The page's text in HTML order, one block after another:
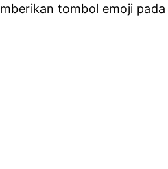
tombol emoji pada